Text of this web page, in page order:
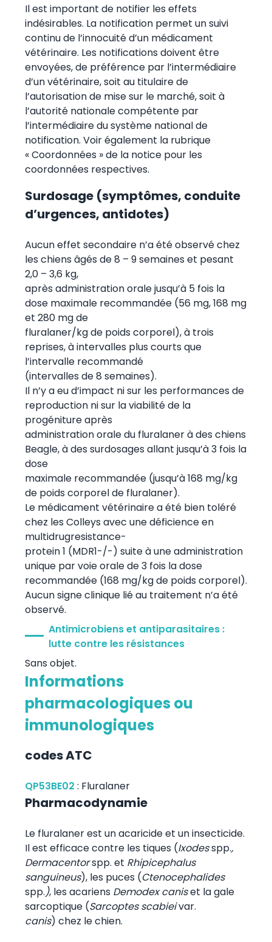
Il est important de notifier les effets
indésirables. La notification permet un suivi
continu de l’innocuité d’un médicament
vétérinaire. Les notifications doivent être
envoyées, de préférence par l’intermédiaire
d’un vétérinaire, soit au titulaire de
l’autorisation de mise sur le marché, soit à
l’autorité nationale compétente par
l’intermédiaire du système national de
notification. Voir également la rubrique
« Coordonnées » de la notice pour les
coordonnées respectives.
Surdosage (symptômes, conduite
d’urgences, antidotes)
Aucun effet secondaire n’a été observé chez
les chiens âgés de 8 – 9 semaines et pesant
2,0 – 3,6 kg,
après administration orale jusqu’à 5 fois la
dose maximale recommandée (56 mg, 168 mg
et 280 mg de
fluralaner/kg de poids corporel), à trois
reprises, à intervalles plus courts que
l’intervalle recommandé
(intervalles de 8 semaines).
Il n’y a eu d’impact ni sur les performances de
reproduction ni sur la viabilité de la
progéniture après
administration orale du fluralaner à des chiens
Beagle, à des surdosages allant jusqu’à 3 fois la
dose
maximale recommandée (jusqu’à 168 mg/kg
de poids corporel de fluralaner).
Le médicament vétérinaire a été bien toléré
chez les Colleys avec une déficience en
multidrugresistance-
protein 1 (MDR1-/-) suite à une administration
unique par voie orale de 3 fois la dose
recommandée (168 mg/kg de poids corporel).
Aucun signe clinique lié au traitement n’a été
observé.
Antimicrobiens et antiparasitaires :
lutte contre les résistances
Sans objet.
Informations
pharmacologiques ou
immunologiques
codes ATC
QP53BE02 : Fluralaner
Pharmacodynamie
Le fluralaner est un acaricide et un insecticide.
Il est efficace contre les tiques (Ixodesspp.,
Dermacentorspp. et Rhipicephalus
sanguineus), les puces (Ctenocephalides
spp.), les acariens Demodex caniset la gale
sarcoptique (Sarcoptes scabieivar.
canis) chez le chien.